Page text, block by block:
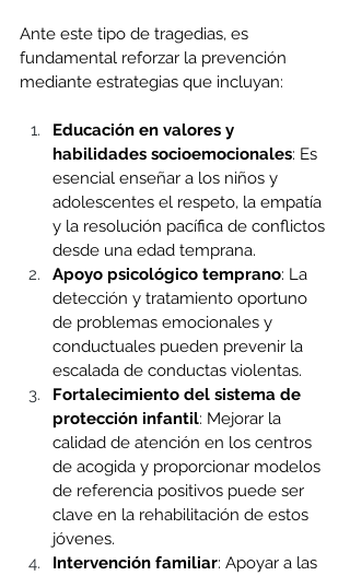
Ante este tipo de tragedias, es
fundamental reforzar la prevención
mediante estrategias que incluyan:
Educación en valores y
habilidades socioemocionales: Es
esencial enseñar a los niños y
adolescentes el respeto, la empatía
y la resolución pacífica de conflictos
desde una edad temprana.
Apoyo psicológico temprano: La
detección y tratamiento oportuno
de problemas emocionales y
conductuales pueden prevenir la
escalada de conductas violentas.
Fortalecimiento del sistema de
protección infantil: Mejorar la
calidad de atención en los centros
de acogida y proporcionar modelos
de referencia positivos puede ser
clave en la rehabilitación de estos
jóvenes.
Intervención familiar: Apoyar a las